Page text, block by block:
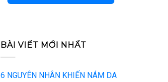
BÀI VIẾT MỚI NHẤT
6 NGUYÊN NHÂN KHIẾN NÁM DA